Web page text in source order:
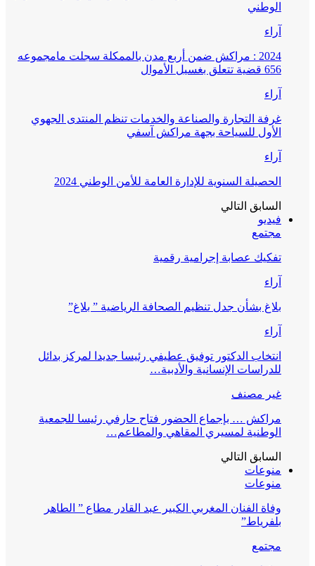
الوطني
آراء
2024 : مراكش ضمن أربع مدن بالممكلة سجلت مامجموعه
656 قضية تتعلق بغسيل الأموال
آراء
غرفة التجارة والصناعة والخدمات تنظم المنتدى الجهوي
الأول للسياحة بجهة مراكش آسفي
آراء
الحصيلة السنوية للإدارة العامة للأمن الوطني 2024
السابق التالي
فيديو
مجتمع
تفكيك عصابة إجرامية رقمية
آراء
بلاغ بشأن جدل تنظيم الصحافة الرياضية ” بلاغ”
آراء
انتخاب الدكتور توفيق عطيفي رئيسا جديدا لمركز بدائل
للدراسات الإنسانية والأدبية…
غير مصنف
مراكش … بإجماع الحضور فتاح حارفي رئيسا للجمعية
الوطنية لمسيري المقاهي والمطاعم…
السابق التالي
منوعات
منوعات
وفاة الفنان المغربي الكبير عبد القادر مطاع ” الطاهر
بلفرياط”
مجتمع